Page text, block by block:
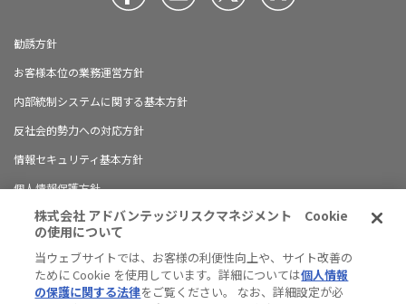
勧誘方針
お客様本位の業務運営方針
内部統制システムに関する基本方針
反社会的勢力への対応方針
情報セキュリティ基本方針
個人情報保護方針
ブランドガイドライン
ハラスメント防止の対応方針
株式会社 アドバンテッジリスクマネジメント Cookie
の使用について
当ウェブサイトでは、お客様の利便性向上や、サイト改善の
ために Cookie を使用しています。詳細については個人情報
の保護に関する法律をご覧ください。 なお、詳細設定が必